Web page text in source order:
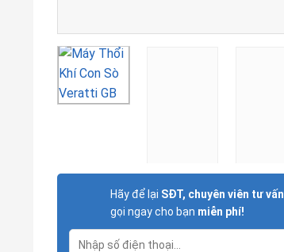
Hãy để lại SĐT, chuyên viên tư vấn
gọi ngay cho bạn miễn phí!